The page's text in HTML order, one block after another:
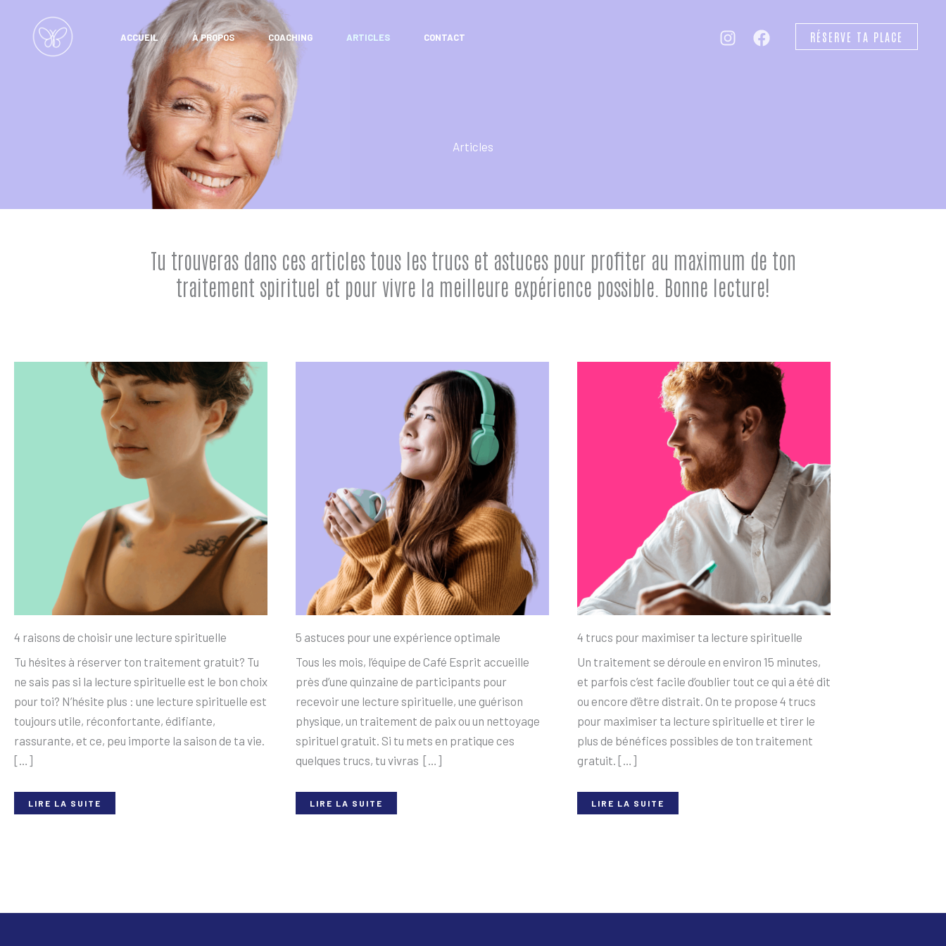
contenu
ACCUEIL À PROPOS COACHING ARTICLES CONTACT RÉSERVE TA PLACE
Articles
Tu trouveras dans ces articles tous les trucs et astuces pour profiter au maximum de ton
traitement spirituel et pour vivre la meilleure expérience possible. Bonne lecture!
4 raisons de choisir une lecture spirituelle
Tu hésites à réserver ton traitement gratuit? Tu
ne sais pas si la lecture spirituelle est le bon choix
pour toi? N’hésite plus : une lecture spirituelle est
toujours utile, réconfortante, édifiante,
rassurante, et ce, peu importe la saison de ta vie.
[…]
LIRE LA SUITE
5 astuces pour une expérience optimale
Tous les mois, l’équipe de Café Esprit accueille
près d’une quinzaine de participants pour
recevoir une lecture spirituelle, une guérison
physique, un traitement de paix ou un nettoyage
spirituel gratuit. Si tu mets en pratique ces
quelques trucs, tu vivras […]
LIRE LA SUITE
4 trucs pour maximiser ta lecture spirituelle
Un traitement se déroule en environ 15 minutes,
et parfois c’est facile d’oublier tout ce qui a été dit
ou encore d’être distrait. On te propose 4 trucs
pour maximiser ta lecture spirituelle et tirer le
plus de bénéfices possibles de ton traitement
gratuit. […]
LIRE LA SUITE